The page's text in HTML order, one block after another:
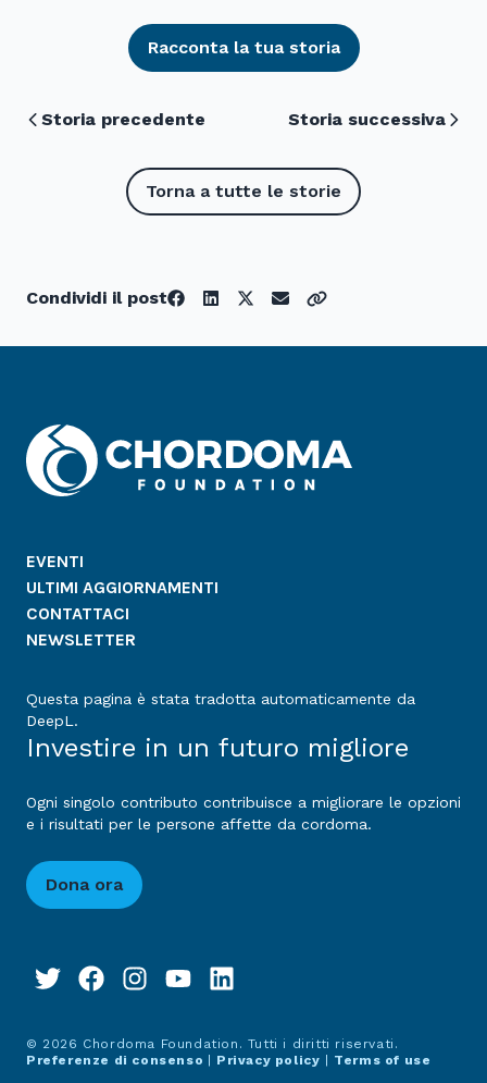
Racconta la tua storia
Storia precedente Storia successiva
Torna a tutte le storie
Condividi il post
EVENTI
ULTIMI AGGIORNAMENTI
CONTATTACI
NEWSLETTER
Questa pagina è stata tradotta automaticamente da
DeepL.
Investire in un futuro migliore
Ogni singolo contributo contribuisce a migliorare le opzioni
e i risultati per le persone affette da cordoma.
Dona ora
© 2026 Chordoma Foundation. Tutti i diritti riservati.
Preferenze di consenso
Privacy policy Terms of use